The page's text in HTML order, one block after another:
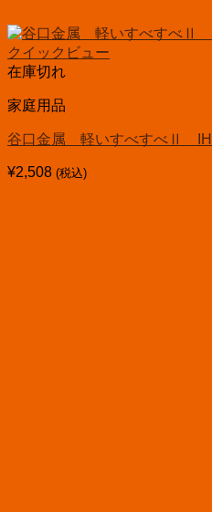
クイックビュー
在庫切れ
家庭用品
谷口金属 軽いすべすべⅡ IH
¥2,508 (税込)